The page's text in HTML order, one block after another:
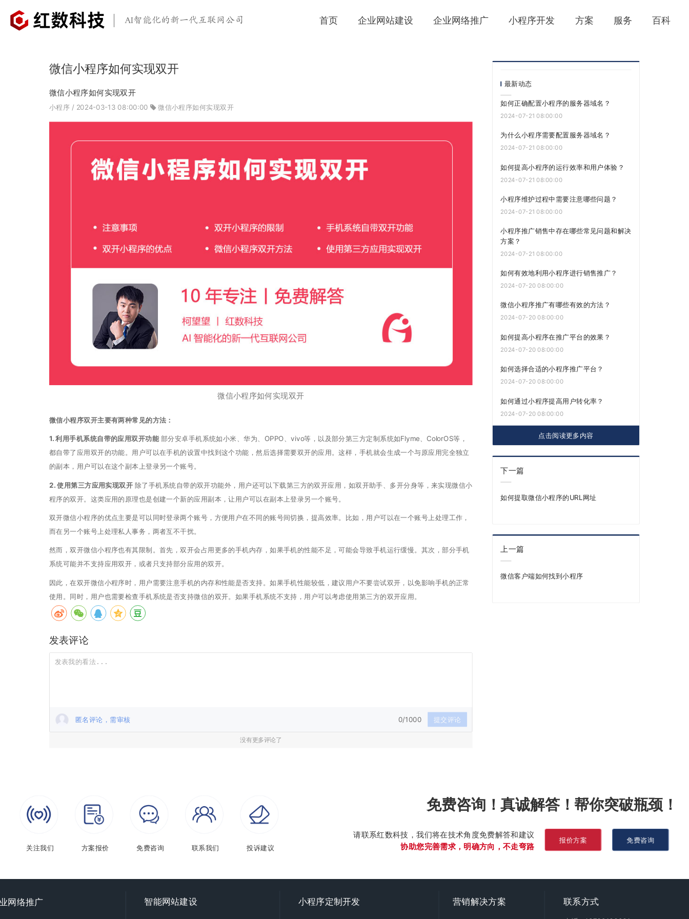
AI智能化的新一代互联网公司 首页 企业网站建设 企业网络推广 小程序开发 方案 服务 百科
微信小程序如何实现双开
微信小程序如何实现双开
小程序 / 2024-03-13 08:00:00 微信小程序如何实现双开
微信小程序如何实现双开
微信小程序双开主要有两种常见的方法：
1. 利用手机系统自带的应用双开功能 部分安卓手机系统如小米、华为、OPPO、vivo等，以及部分第三方定制系统如Flyme、ColorOS等，
都自带了应用双开的功能。用户可以在手机的设置中找到这个功能，然后选择需要双开的应用。这样，手机就会生成一个与原应用完全独立
的副本，用户可以在这个副本上登录另一个账号。
2. 使用第三方应用实现双开 除了手机系统自带的双开功能外，用户还可以下载第三方的双开应用，如双开助手、多开分身等，来实现微信小
程序的双开。这类应用的原理也是创建一个新的应用副本，让用户可以在副本上登录另一个账号。
双开微信小程序的优点主要是可以同时登录两个账号，方便用户在不同的账号间切换，提高效率。比如，用户可以在一个账号上处理工作，
而在另一个账号上处理私人事务，两者互不干扰。
然而，双开微信小程序也有其限制。首先，双开会占用更多的手机内存，如果手机的性能不足，可能会导致手机运行缓慢。其次，部分手机
系统可能并不支持应用双开，或者只支持部分应用的双开。
因此，在双开微信小程序时，用户需要注意手机的内存和性能是否支持。如果手机性能较低，建议用户不要尝试双开，以免影响手机的正常
使用。同时，用户也需要检查手机系统是否支持微信的双开。如果手机系统不支持，用户可以考虑使用第三方的双开应用。
发表评论
匿名评论，需审核 0/1000 提交评论
没有更多评论了
最新动态
如何正确配置小程序的服务器域名？
2024-07-21 08:00:00
为什么小程序需要配置服务器域名？
2024-07-21 08:00:00
如何提高小程序的运行效率和用户体验？
2024-07-21 08:00:00
小程序维护过程中需要注意哪些问题？
2024-07-21 08:00:00
小程序推广销售中存在哪些常见问题和解决
方案？
2024-07-21 08:00:00
如何有效地利用小程序进行销售推广？
2024-07-20 08:00:00
微信小程序推广有哪些有效的方法？
2024-07-20 08:00:00
如何提高小程序在推广平台的效果？
2024-07-20 08:00:00
如何选择合适的小程序推广平台？
2024-07-20 08:00:00
如何通过小程序提高用户转化率？
2024-07-20 08:00:00
点击阅读更多内容
下一篇
如何提取微信小程序的URL网址
上一篇
微信客户端如何找到小程序
免费咨询！真诚解答！帮你突破瓶颈！
请联系红数科技，我们将在技术角度免费解答和建议
协助您完善需求，明确方向，不走弯路
免费咨询
报价方案
关注我们 方案报价 免费咨询 投诉建议
联系我们
智能网站建设 小程序定制开发
网络推广 营销解决方案 联系方式